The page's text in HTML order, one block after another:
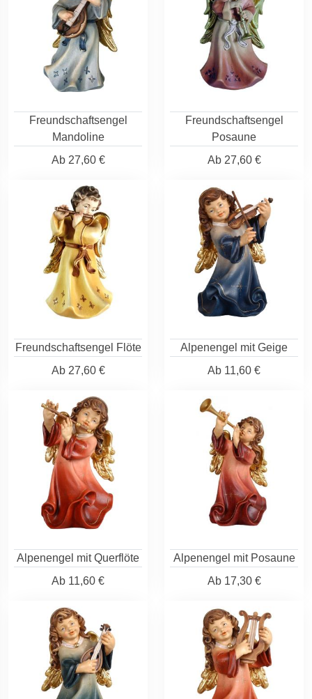
Freundschaftsengel
Mandoline
Ab27,60 €
Freundschaftsengel
Posaune
Ab27,60 €
Freundschaftsengel Flöte
Ab27,60 €
Alpenengel mit Geige
Ab 11,60 €
Alpenengel mit Querflöte
Ab 11,60 €
Alpenengel mit Posaune
Ab17,30 €